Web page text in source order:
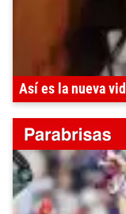
Así es la nueva